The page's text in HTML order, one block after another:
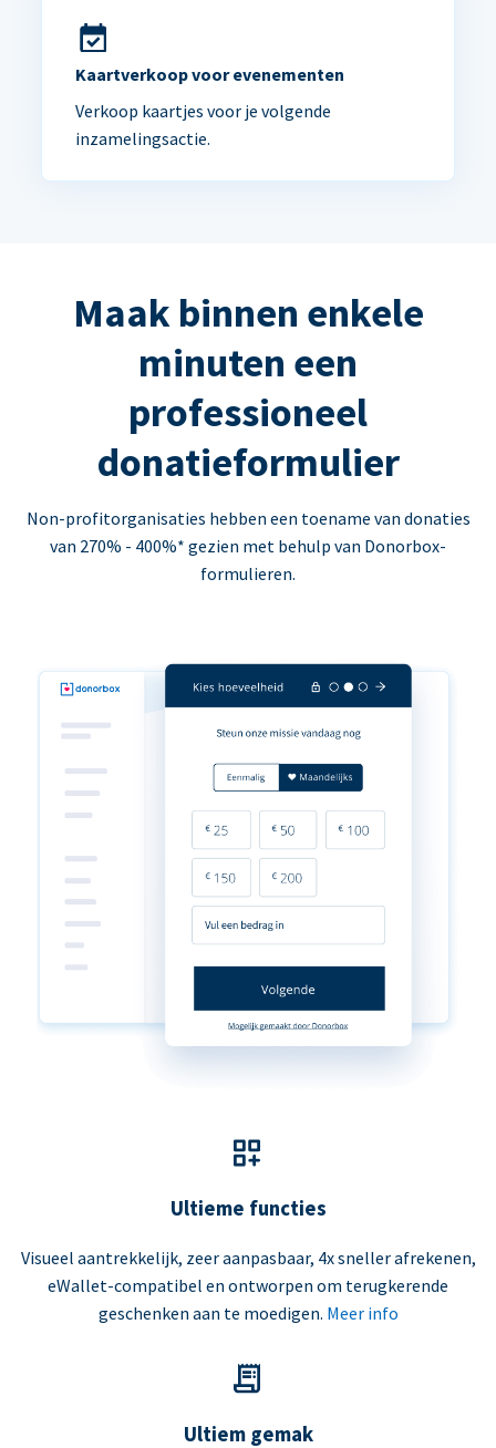
Kaartverkoop voor evenementen
Verkoop kaartjes voor je volgende
inzamelingsactie.
Maak binnen enkele
minuten een
professioneel
donatieformulier
Non-profitorganisaties hebben een toename van donaties
van 270% - 400%* gezien met behulp van Donorbox-
formulieren.
Ultieme functies
Visueel aantrekkelijk, zeer aanpasbaar, 4x sneller afrekenen,
eWallet-compatibel en ontworpen om terugkerende
geschenken aan te moedigen. Meer info
Ultiem gemak